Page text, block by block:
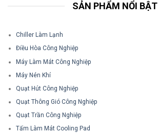
SẢN PHẨM NỔI BẬT
Chiller Làm Lạnh
Điều Hòa Công Nghiệp
Máy Làm Mát Công Nghiệp
Máy Nén Khí
Quạt Hút Công Nghiệp
Quạt Thông Gió Công Nghiệp
Quạt Trần Công Nghiệp
Tấm Làm Mát Cooling Pad